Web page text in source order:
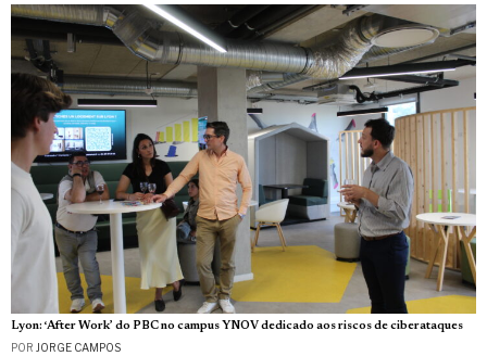
Lyon: ‘After Work’ do PBC no campus YNOV dedicado aos riscos de ciberataques
POR JORGE CAMPOS